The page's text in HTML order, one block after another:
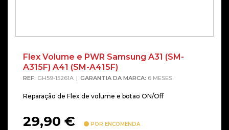
Flex Volume e PWR Samsung A31 (SM-
A315F) A41 (SM-A415F)
REF: GH59-15261A GARANTIA DA MARCA: 6 MESES
Reparação de Flex de volume e botao ON/Off
29,90 € POR ENCOMENDA